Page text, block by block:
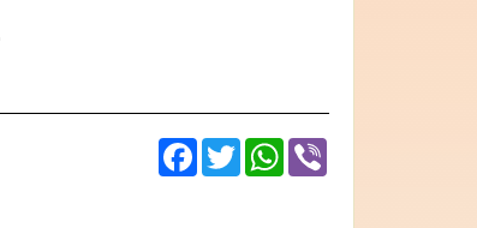
FacebookTwitterWhatsApp